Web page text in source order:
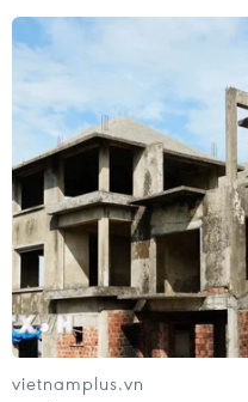
vietnamplus.vn